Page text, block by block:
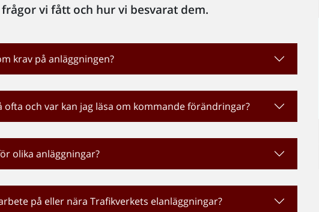
vi fått och hur vi besvarat dem.
krav på anläggningen?
ofta och var kan jag läsa om kommande förändringar?
olika anläggningar?
på eller nära Trafikverkets elanläggningar?